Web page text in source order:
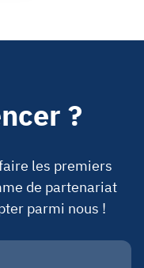
?
les premiers
de partenariat
parmi nous !